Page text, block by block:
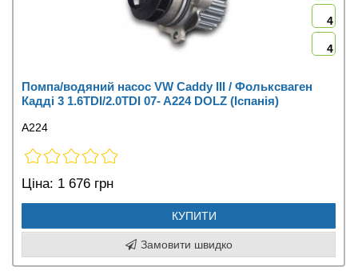
4
4
Помпа/водяний насос VW Caddy III / Фольксваген
Кадді 3 1.6TDI/2.0TDI 07- A224 DOLZ (Іспанія)
A224
Ціна: 1 676 грн
КУПИТИ
Замовити швидко